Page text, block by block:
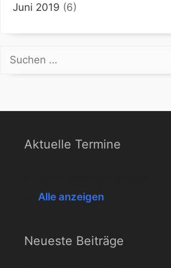
Juni 2019 (6)
Suchen
nach:
Aktuelle Termine
Alle anzeigen
Neueste Beiträge